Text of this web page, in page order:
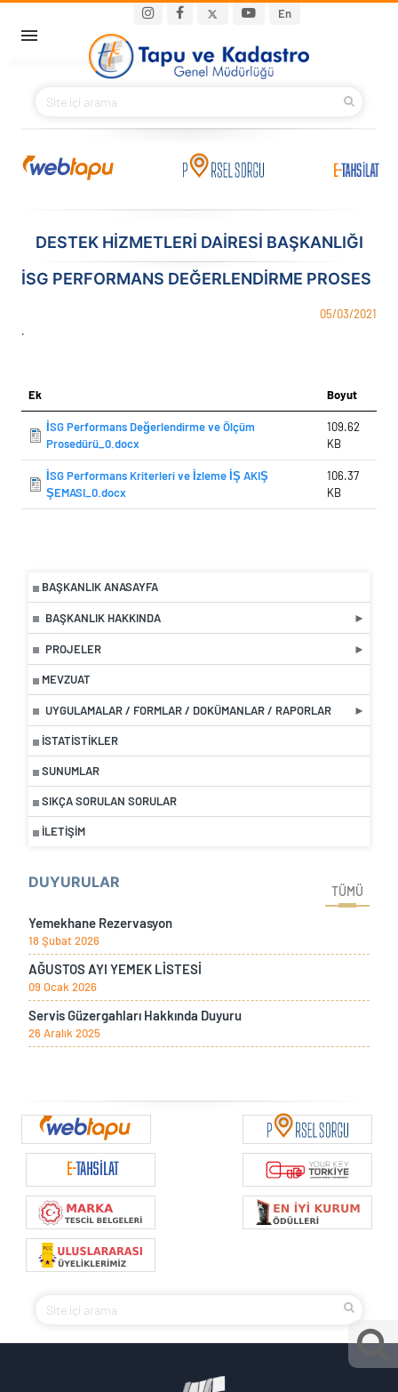
En
Main navigation
BAKANIMIZ
KURUMSAL
DESTEK HİZMETLERİ DAİRESİ BAŞKANLIĞI
BAŞKANLIK ANASAYFA
BAŞKANLIK HAKKINDA
PROJELER
MEVZUAT
UYGULAMALAR / FORMLAR / DOKÜMANLAR / RAPORLAR
İSTATISTIKLER
SUNUMLAR
SIKÇA SORULAN SORULAR
İLETIŞIM
DUYURULAR
TÜMÜ
Yemekhane Rezervasyon
18 Şubat 2026
AĞUSTOS AYI YEMEK LİSTESİ
09 Ocak 2026
Servis Güzergahları Hakkında Duyuru
26 Aralık 2025
İSG PERFORMANS DEĞERLENDIRME PROSES
05/03/2021
.
Ek Boyut
İSG Performans Değerlendirme ve Ölçüm
Prosedürü_0.docx
109.62
KB
İSG Performans Kriterleri ve İzleme İŞ AKIŞ
ŞEMASI_0.docx
106.37
KB